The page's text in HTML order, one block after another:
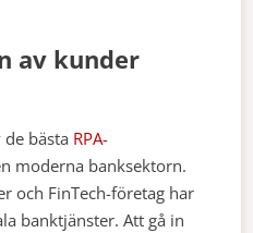
av kunder
bästa RPA-
moderna banksektorn.
och FinTech-företag har
banktjänster. Att gå in